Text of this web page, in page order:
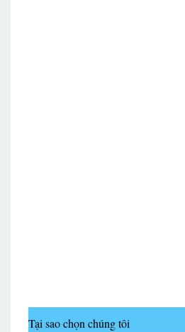
Tại sao chọn chúng tôi